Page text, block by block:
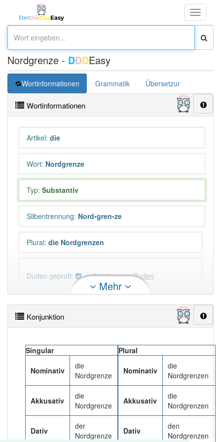
Toggle
Nordgrenze - DDDEasy
Wortinformationen Grammatik Übersetzung
Wortinformationen
Artikel: die
Wort: Nordgrenze
Typ: Substantiv
Silbentrennung: Nord•gren•ze
Plural: die Nordgrenzen
Duden geprüft: Nordgrenze Duden
PowerIndex:3
Häufigkeit: 4 von 10
Wörter mit Endung-nordgrenze
Wörter mit Endung-nordgrenze
aber mit einem
anderen Artikeldie: 0
Mehr
Konjunktion
Singular
Nominativ
die
Nordgrenze
Akkusativ
die
Nordgrenze
Dativ
der
Nordgrenze
Plural
Nominativ
die
Nordgrenzen
Akkusativ
die
Nordgrenzen
Dativ
den
Nordgrenzen